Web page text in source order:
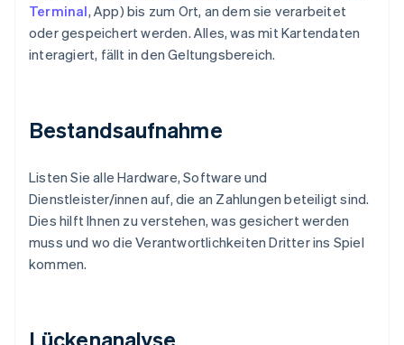
Terminal, App) bis zum Ort, an dem sie verarbeitet
oder gespeichert werden. Alles, was mit Kartendaten
interagiert, fällt in den Geltungsbereich.
Bestandsaufnahme
Listen Sie alle Hardware, Software und
Dienstleister/innen auf, die an Zahlungen beteiligt sind.
Dies hilft Ihnen zu verstehen, was gesichert werden
muss und wo die Verantwortlichkeiten Dritter ins Spiel
kommen.